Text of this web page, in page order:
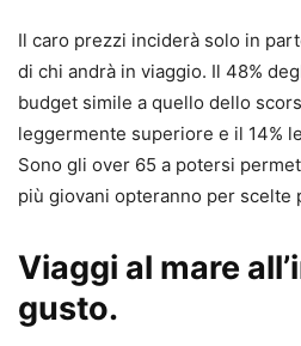
Il caro prezzi inciderà solo in
di chi andrà in viaggio. Il 48%
budget simile a quello dello
leggermente superiore e il 14%
Sono gli over 65 a potersi
più giovani opteranno per scelte
Viaggi al mare
gusto.